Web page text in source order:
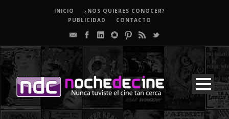
INICIO
¿NOS QUIERES CONOCER?
PUBLICIDAD
CONTACTO